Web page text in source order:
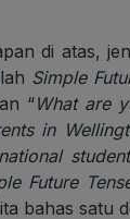
di atas,
Simple
“What are
in
Future
bahas satu